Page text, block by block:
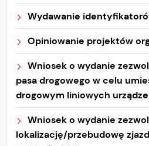
Wydawanie
Opiniowanie projektów
Wniosek o wydanie
pasa drogowego w celu
drogowym liniowych
Wniosek o wydanie
lokalizację/przebudowę